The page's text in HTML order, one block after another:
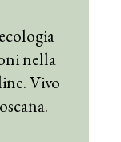
nella
Vivo